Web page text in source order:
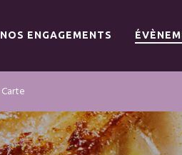
NOS ENGAGEMENTS
Carte